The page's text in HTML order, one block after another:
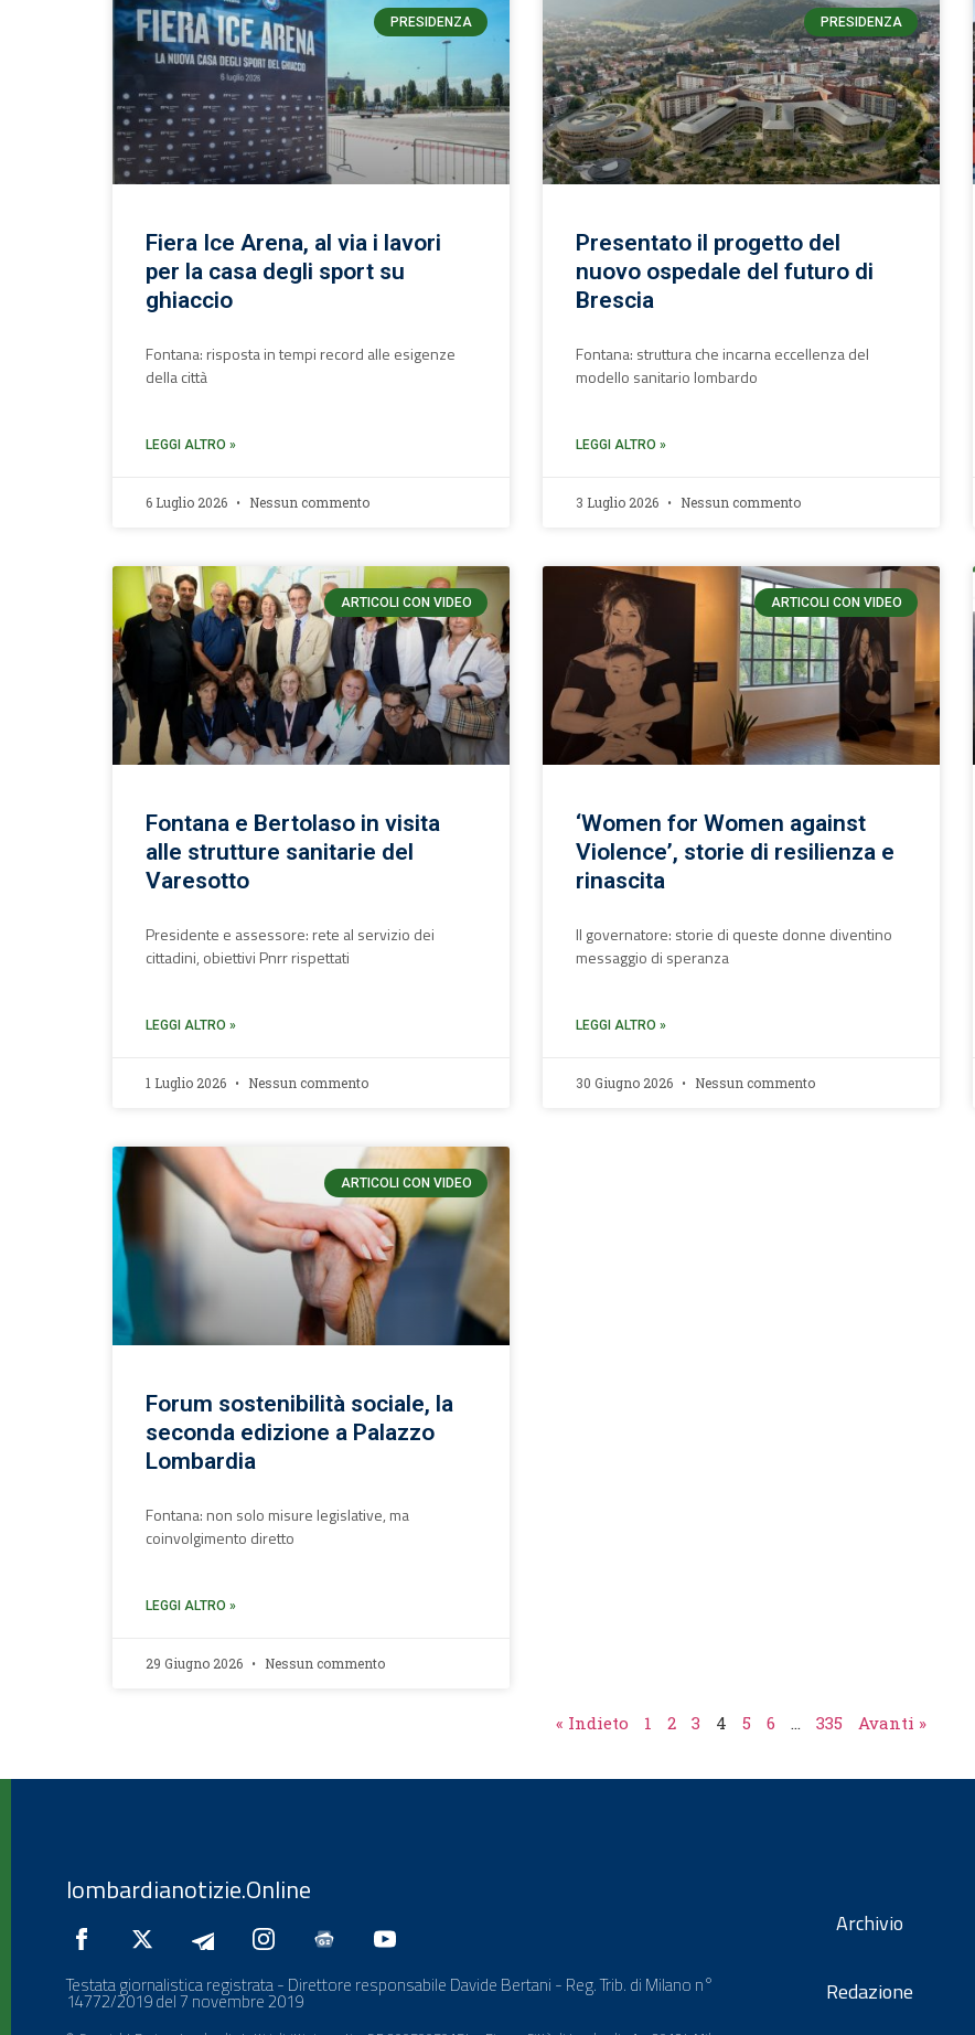
PRESIDENZA
Fiera Ice Arena, al via i lavori
per la casa degli sport su
ghiaccio
Fontana: risposta in tempi record alle esigenze
della città
LEGGI ALTRO »
6 Luglio 2026 Nessun commento
PRESIDENZA
Presentato il progetto del
nuovo ospedale del futuro di
Brescia
Fontana: struttura che incarna eccellenza del
modello sanitario lombardo
LEGGI ALTRO »
3 Luglio 2026 Nessun commento
ARTICOLI CON VIDEO
Fontana e Bertolaso in visita
alle strutture sanitarie del
Varesotto
Presidente e assessore: rete al servizio dei
cittadini, obiettivi Pnrr rispettati
LEGGI ALTRO »
1 Luglio 2026 Nessun commento
ARTICOLI CON VIDEO
‘Women for Women against
Violence’, storie di resilienza e
rinascita
Il governatore: storie di queste donne diventino
messaggio di speranza
LEGGI ALTRO »
30 Giugno 2026 Nessun commento
ARTICOLI CON VIDEO
Forum sostenibilità sociale, la
seconda edizione a Palazzo
Lombardia
Fontana: non solo misure legislative, ma
coinvolgimento diretto
LEGGI ALTRO »
29 Giugno 2026 Nessun commento
« Indieto 1 2 3 4 5 6 … 335 Avanti »
lombardianotizie.Online
Testata giornalistica registrata - Direttore responsabile Davide Bertani - Reg. Trib. di Milano n°
14772/2019 del 7 novembre 2019
Archivio
Redazione